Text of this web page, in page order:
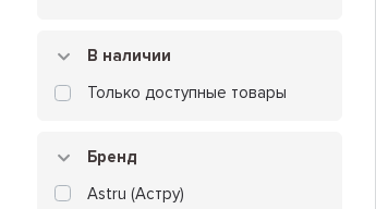
В наличии
Только доступные товары
Бренд
Astru (Астру)